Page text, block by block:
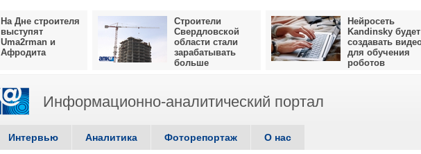
На Дне строителя
выступят
Uma2rman и
Афродита
Строители
Свердловской
области стали
зарабатывать
больше
Нейросеть
Kandinsky будет
создавать
для обучения
роботов
Информационно-аналитический портал
Интервью Аналитика Фоторепортаж О нас